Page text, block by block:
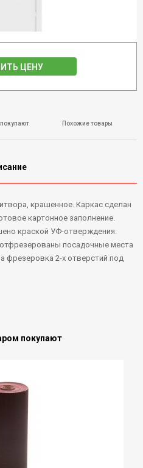
ЦЕНУ
Похожие товары
крашенное. Каркас сделан
картонное заполнение.
краской УФ-отверждения.
посадочные места
фрезеровка 2-х отверстий под
покупают